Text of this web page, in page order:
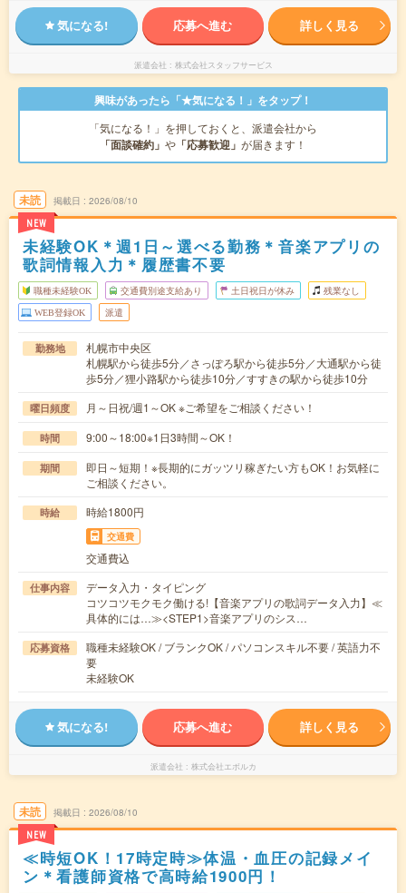
気になる! 応募へ進む 詳しく見る
派遣会社 株式会社スタッフサービス
興味があったら「★気になる！」をタップ！
「気になる！」を押しておくと、派遣会社から
「面談確約」 や 「応募歓迎」 が届きます！
未読
NEW
掲載日 2026/08/10
未経験OK＊週1日～選べる勤務＊音楽アプリの
歌詞情報入力＊履歴書不要
職種未経験OK 交通費別途支給あり 土日祝日が休み 残業なし
WEB登録OK 派遣
勤務地
札幌市中央区
札幌駅から徒歩5分／さっぽろ駅から徒歩5分／大通駅から徒
歩5分／狸小路駅から徒歩10分／すすきの駅から徒歩10分
曜日頻度 月～日祝/週1～OK ※ご希望をご相談ください！
時間 9:00～18:00※1日3時間～OK！
期間
即日～短期！※長期的にガッツリ稼ぎたい方もOK！お気軽に
ご相談ください。
時給 時給1800円
交通費
交通費込
仕事内容
データ入力・タイピング
コツコツモクモク働ける!【音楽アプリの歌詞データ入力】≪
具体的には…≫<STEP1>音楽アプリのシス…
応募資格
職種未経験OK / ブランクOK / パソコンスキル不要 / 英語力不
要
未経験OK
気になる! 応募へ進む 詳しく見る
派遣会社 株式会社エボルカ
未読
NEW
掲載日 2026/08/10
≪時短OK！17時定時≫体温・血圧の記録メイ
ン＊看護師資格で高時給1900円！